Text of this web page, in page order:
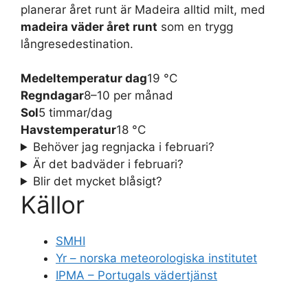
planerar året runt är Madeira alltid milt, med
madeira väder året runt som en trygg
långresedestination.
Medeltemperatur dag19 °C
Regndagar8–10 per månad
Sol5 timmar/dag
Havstemperatur18 °C
Behöver jag regnjacka i februari?
Är det badväder i februari?
Blir det mycket blåsigt?
Källor
SMHI
Yr – norska meteorologiska institutet
IPMA – Portugals vädertjänst